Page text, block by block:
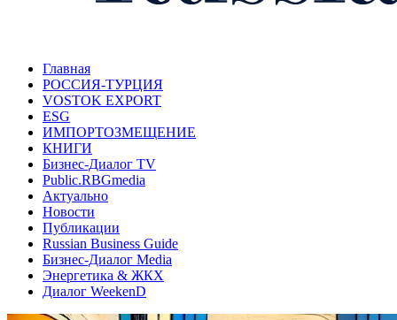
Главная
РОССИЯ-ТУРЦИЯ
VOSTOK EXPORT
ESG
ИМПОРТОЗМЕЩЕНИЕ
КНИГИ
Бизнес-Диалог TV
Public.RBGmedia
Актуально
Новости
Публикации
Russian Business Guide
Бизнес-Диалог Media
Энергетика & ЖКХ
Диалог WeekenD